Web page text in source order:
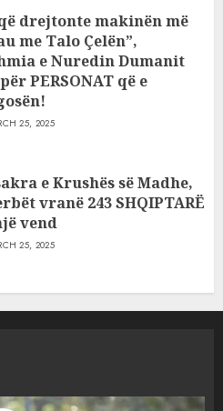
drejtonte makinën më
me Talo Çelën”,
e Nuredin Dumanit
PERSONAT që e
25, 2025
e Krushës së Madhe,
vranë 243 SHQIPTARË
vend
25, 2025